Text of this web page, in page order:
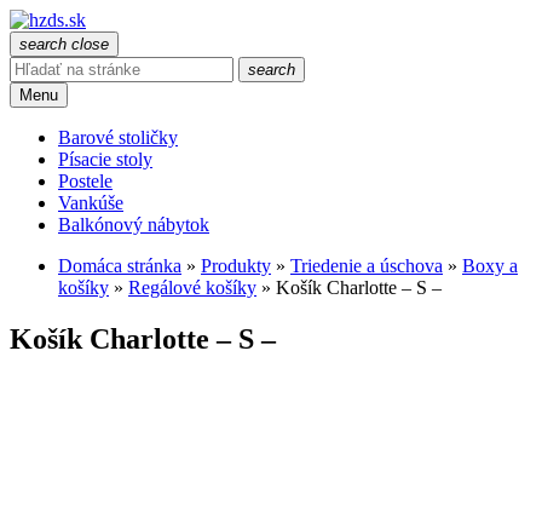
search close
search
Menu
Barové stoličky
Písacie stoly
Postele
Vankúše
Balkónový nábytok
Domáca stránka » Produkty » Triedenie a úschova » Boxy a
košíky » Regálové košíky » Košík Charlotte – S –
Košík Charlotte – S –